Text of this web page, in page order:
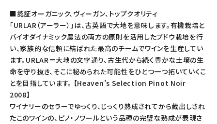
■認証オーガニック、ヴィーガン、トップクオリティ
「URLAR（アーラー）」は、古英語で大地を意味します。有機栽培と
バイオダイナミック農法の両方の原則を活用したブドウ栽培を行
い、家族的な信頼に結ばれた最高のチームでワインを生産してい
ます。URLAR＝大地の文字通り、古生代から続く豊かな土壌の生
命を守り抜き、そこに秘められた可能性をひとつ一つ拓いていくこ
とを目指しています。 【Heaven’s Selection Pinot Noir
2008】
ワイナリーのセラーでゆっくり、じっくり熟成されてから蔵出しされ
たこのワインの、ピノ・ノワールという品種の完璧な熟成が表現さ